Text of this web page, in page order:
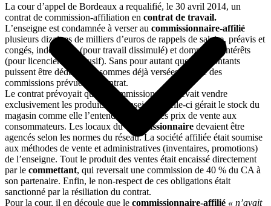
La cour d’appel de Bordeaux a requalifié, le 30 avril 2014, un
contrat de commission-affiliation en contrat de travail.
L’enseigne est condamnée à verser au commissionnaire-affilié
plusieurs dizaines de milliers d’euros de rappels de salaire, préavis et
congés, indemnités (pour travail dissimulé) et dommages-intérêts
(pour licenciement abusif). Sans pour autant que ces montants
puissent être déduits des sommes déjà versées au titre des
commissions prévues au contrat.
Le contrat prévoyait que le commissionnaire devait vendre
exclusivement les produits de l’enseigne. Celle-ci gérait le stock du
magasin comme elle l’entendait et fixait les prix de vente aux
consommateurs. Les locaux ducommissionnaire devaient être
agencés selon les normes du réseau. La société affiliée était soumise
aux méthodes de vente et administratives (inventaires, promotions)
de l’enseigne. Tout le produit des ventes était encaissé directement
par le commettant, qui reversait une commission de 40 % du CA à
son partenaire. Enfin, le non-respect de ces obligations était
sanctionné par la résiliation du contrat.
Pour la cour, il en découle que le commissionnaire-affilié « n’avait